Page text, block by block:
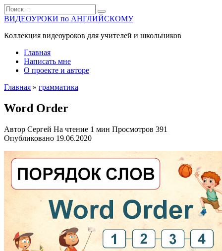
Перейти
к
содержанию
Search
for:
ВИДЕОУРОКИ по АНГЛИЙСКОМУ
Коллекция видеоуроков для учителей и школьников
Главная
Написать мне
О проекте и авторе
Главная » грамматика
Word Order
Автор Сергей На чтение 1 мин Просмотров 391
Опубликовано 19.06.2020